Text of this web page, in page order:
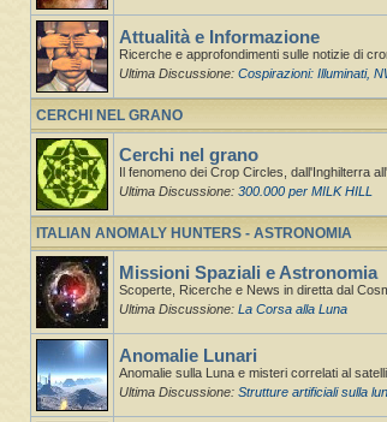
Attualità e Informazione
Ricerche e approfondimenti sulle notizie di
Ultima Discussione: Cospirazioni: Illuminati,
CERCHI NEL GRANO
Cerchi nel grano
Il fenomeno dei Crop Circles, dall'Inghilterra
Ultima Discussione: 300.000 per MILK HILL
ITALIAN ANOMALY HUNTERS - ASTRONOMIA
Missioni Spaziali e Astronomia
Scoperte, Ricerche e News in diretta dal
Ultima Discussione: La Corsa alla Luna
Anomalie Lunari
Anomalie sulla Luna e misteri correlati al
Ultima Discussione: Strutture artificiali sulla